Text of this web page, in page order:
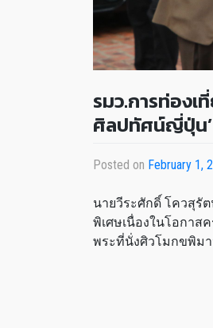
รมว.การท่องเ
ศิลปทัศน์ญี่ปุ่น’
Posted on February 1,
นายวีระศักดิ์ โควสุรั
พิเศษเนื่องในโอกา
พระที่นั่งศิวโมกขพิม